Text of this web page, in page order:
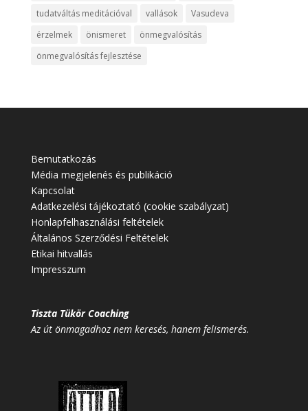
tudatváltás meditációval
vallások
Vasudeva
érzelmek
önismeret
önmegvalósítás
önmegvalósítás fejlesztése
Bemutatkozás
Média megjelenés és publikáció
Kapcsolat
Adatkezelési tájékoztató (cookie szabályzat)
Honlapfelhasználási feltételek
Általános Szerződési Feltételek
Etikai hitvallás
Impresszum
Tiszta Tükör Coaching
Az út önmagadhoz nem keresés, hanem felismerés.